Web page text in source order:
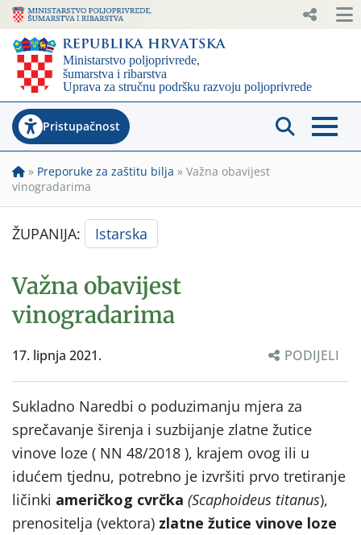
Pristupačnost
» Preporuke za zaštitu bilja » Važna obavijest
vinogradarima
ŽUPANIJA: Istarska
Važna obavijest
vinogradarima
17. lipnja 2021. PODIJELI
Sukladno Naredbi o poduzimanju mjera za
sprečavanje širenja i suzbijanje zlatne žutice
vinove loze ( NN 48/2018 ), krajem ovog ili u
idućem tjednu, potrebno je izvršiti prvo tretiranje
ličinki američkog cvrčka (Scaphoideus titanus),
prenositelja (vektora) zlatne žutice vinove loze